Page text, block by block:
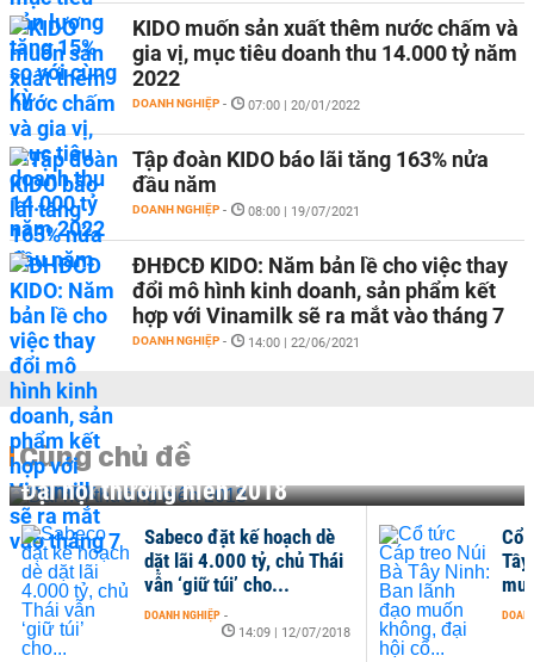
KIDO muốn sản xuất thêm nước chấm và
gia vị, mục tiêu doanh thu 14.000 tỷ năm
2022
DOANH NGHIỆP - 07:00 | 20/01/2022
Tập đoàn KIDO báo lãi tăng 163% nửa
đầu năm
DOANH NGHIỆP - 08:00 | 19/07/2021
ĐHĐCĐ KIDO: Năm bản lề cho việc thay
đổi mô hình kinh doanh, sản phẩm kết
hợp với Vinamilk sẽ ra mắt vào tháng 7
DOANH NGHIỆP - 14:00 | 22/06/2021
Cùng chủ đề
Đại hội thường niên 2018
Sabeco đặt kế hoạch dè
dặt lãi 4.000 tỷ, chủ Thái
vẫn ‘giữ túi’ cho...
DOANH NGHIỆP -
14:09 | 12/07/2018
Cổ